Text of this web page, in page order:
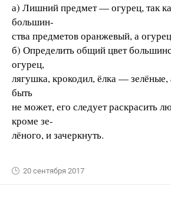
а) Лишний предмет — огурец, так
большин-
ства предметов оранжевый, а
б) Определить общий цвет
огурец,
лягушка, крокодил, ёлка — зелёные,
быть
не может, его следует раскрасить
кроме зе-
лёного, и зачеркнуть.
20 сентября 2017